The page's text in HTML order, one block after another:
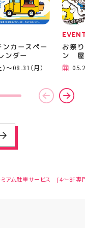
出店カ
上で好
時間駐
[4～8F
ンカースペー
ンダー
～08.31（月）
お祭
ン 屋
ミアム駐車サービス [4～8F専